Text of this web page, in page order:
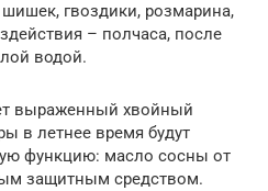
гвоздики, розмарина,
– полчаса, после
водой.
выраженный хвойный
в летнее время будут
функцию: масло сосны от
защитным средством.